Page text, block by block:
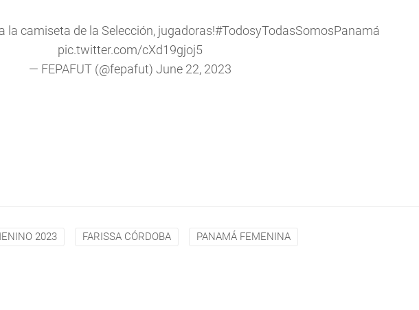
la camiseta de la Selección, jugadoras!#TodosyTodasSomosPanamá
pic.twitter.com/cXd19gjoj5
— FEPAFUT (@fepafut) June 22, 2023
2023 FARISSA CÓRDOBA PANAMÁ FEMENINA